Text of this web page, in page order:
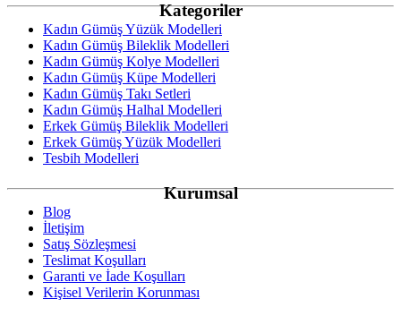
Kategoriler
Kadın Gümüş Yüzük Modelleri
Kadın Gümüş Bileklik Modelleri
Kadın Gümüş Kolye Modelleri
Kadın Gümüş Küpe Modelleri
Kadın Gümüş Takı Setleri
Kadın Gümüş Halhal Modelleri
Erkek Gümüş Bileklik Modelleri
Erkek Gümüş Yüzük Modelleri
Tesbih Modelleri
Kurumsal
Blog
İletişim
Satış Sözleşmesi
Teslimat Koşulları
Garanti ve İade Koşulları
Kişisel Verilerin Korunması